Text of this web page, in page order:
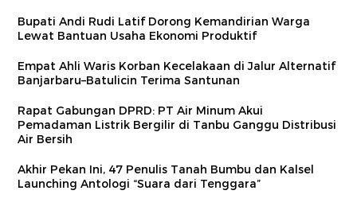
Bupati Andi Rudi Latif Dorong Kemandirian Warga
Lewat Bantuan Usaha Ekonomi Produktif
Empat Ahli Waris Korban Kecelakaan di Jalur Alternatif
Banjarbaru–Batulicin Terima Santunan
Rapat Gabungan DPRD: PT Air Minum Akui
Pemadaman Listrik Bergilir di Tanbu Ganggu Distribusi
Air Bersih
Akhir Pekan Ini, 47 Penulis Tanah Bumbu dan Kalsel
Launching Antologi “Suara dari Tenggara”